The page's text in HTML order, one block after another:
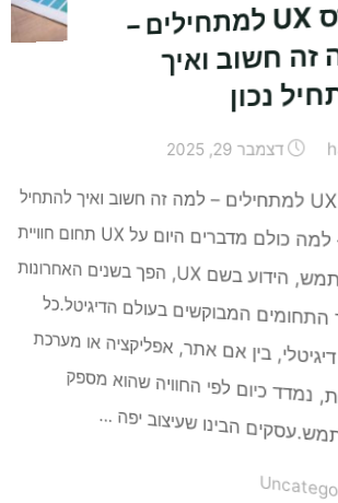
קורס UX למתחילים –
למה זה חשוב ואיך
נכון
דצמבר 29, 2025
קורס UX למתחילים – למה זה חשוב ואיך להתחיל
נכון – למה כולם מדברים היום על UX תחום חוויית
המשתמש, הידוע בשם UX, הפך בשנים האחרונות
המבוקשים בעולם הדיגיטל.כל
בין אם אתר, אפליקציה או מערכת
נמדד כיום לפי החוויה שהוא מספק
הבינו שעיצוב יפה …